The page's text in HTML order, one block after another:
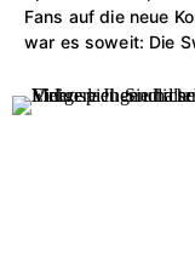
Fans auf die neue
war es soweit: Die